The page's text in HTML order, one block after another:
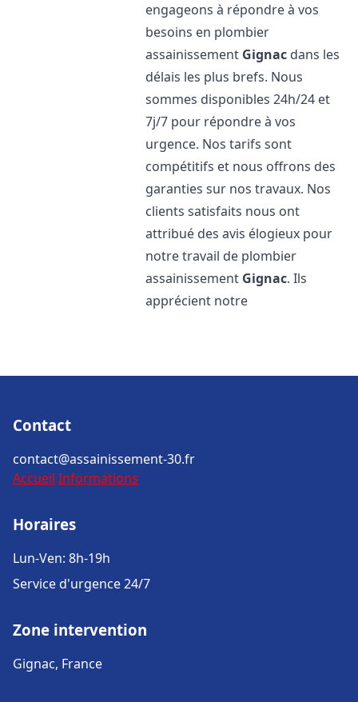
engageons à répondre à vos
besoins en plombier
assainissement Gignac dans les
délais les plus brefs. Nous
sommes disponibles 24h/24 et
7j/7 pour répondre à vos
urgence. Nos tarifs sont
compétitifs et nous offrons des
garanties sur nos travaux. Nos
clients satisfaits nous ont
attribué des avis élogieux pour
notre travail de plombier
assainissement Gignac. Ils
apprécient notre
Contact
contact@assainissement-30.fr
Accueil Informations
Horaires
Lun-Ven: 8h-19h
Service d'urgence 24/7
Zone intervention
Gignac, France